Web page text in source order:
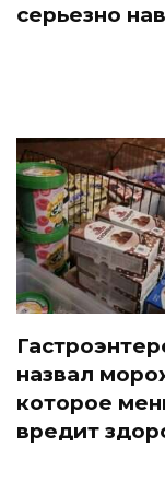
серьезно
назвал
которое
вредит